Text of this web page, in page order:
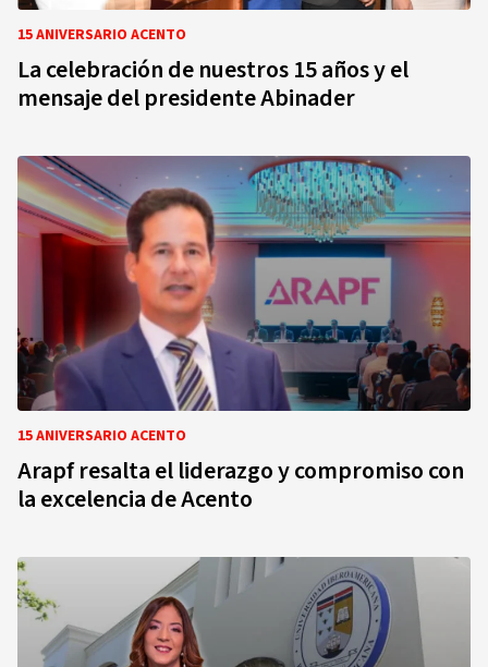
15 ANIVERSARIO ACENTO
La celebración de nuestros 15 años y el
mensaje del presidente Abinader
15 ANIVERSARIO ACENTO
Arapf resalta el liderazgo y compromiso con
la excelencia de Acento